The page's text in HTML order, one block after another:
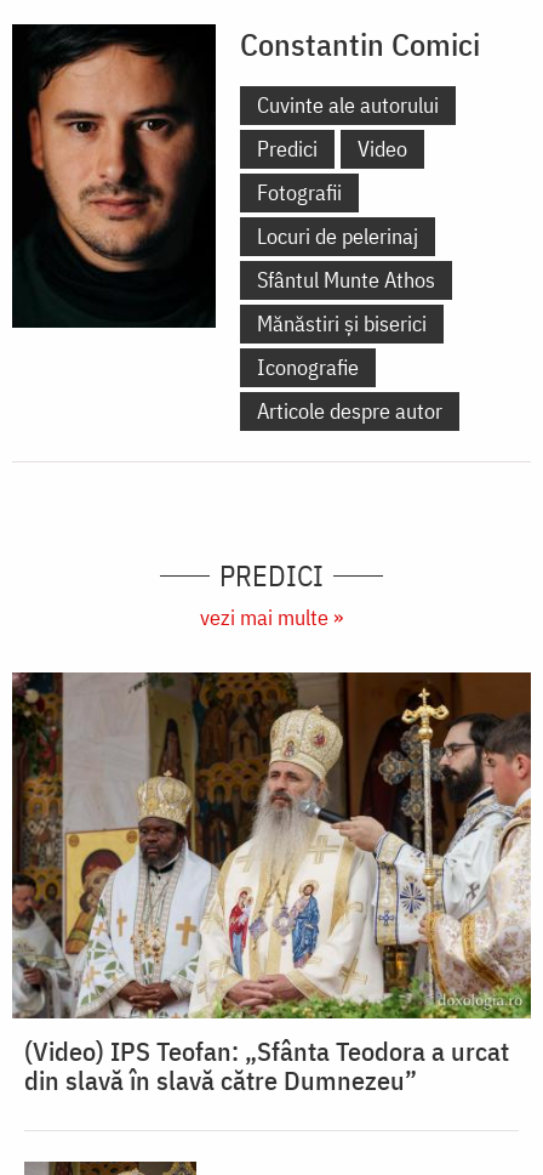
Constantin Comici
Cuvinte ale autorului
Predici
Video
Fotografii
Locuri de pelerinaj
Sfântul Munte Athos
Mănăstiri și biserici
Iconografie
Articole despre autor
PREDICI
vezi mai multe »
(Video) IPS Teofan: „Sfânta Teodora a urcat
din slavă în slavă către Dumnezeu”